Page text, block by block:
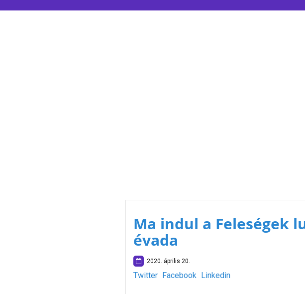
Ma indul a Feleségek
évada
2020. április 20.
Twitter Facebook Linkedin